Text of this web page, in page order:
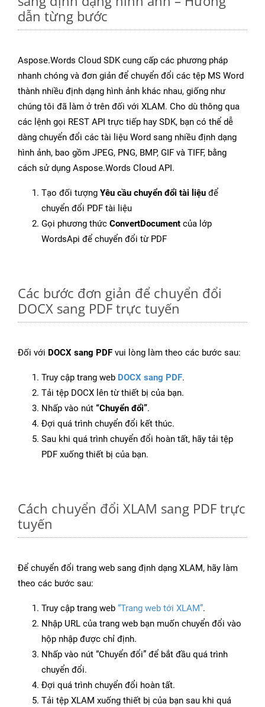
dẫn từng bước
Aspose.Words Cloud SDK cung cấp các phương pháp
nhanh chóng và đơn giản để chuyển đổi các tệp MS Word
thành nhiều định dạng hình ảnh khác nhau, giống như
chúng tôi đã làm ở trên đối với XLAM. Cho dù thông qua
các lệnh gọi REST API trực tiếp hay SDK, bạn có thể dễ
dàng chuyển đổi các tài liệu Word sang nhiều định dạng
hình ảnh, bao gồm JPEG, PNG, BMP, GIF và TIFF, bằng
cách sử dụng Aspose.Words Cloud API.
Tạo đối tượng Yêu cầu chuyển đổi tài liệu để
chuyển đổi PDF tài liệu
Gọi phương thức ConvertDocument của lớp
WordsApi để chuyển đổi từ PDF
Các bước đơn giản để chuyển đổi
DOCX sang PDF trực tuyến
Đối với DOCX sang PDF vui lòng làm theo các bước sau:
Truy cập trang web DOCX sang PDF.
Tải tệp DOCX lên từ thiết bị của bạn.
Nhấp vào nút “Chuyển đổi”.
Đợi quá trình chuyển đổi kết thúc.
Sau khi quá trình chuyển đổi hoàn tất, hãy tải tệp
PDF xuống thiết bị của bạn.
Cách chuyển đổi XLAM sang PDF trực
tuyến
Để chuyển đổi trang web sang định dạng XLAM, hãy làm
theo các bước sau:
Truy cập trang web “Trang web tới XLAM”.
Nhập URL của trang web bạn muốn chuyển đổi vào
hộp nhập được chỉ định.
Nhấp vào nút “Chuyển đổi” để bắt đầu quá trình
chuyển đổi.
Đợi quá trình chuyển đổi hoàn tất.
Tải tệp XLAM xuống thiết bị của bạn sau khi quá